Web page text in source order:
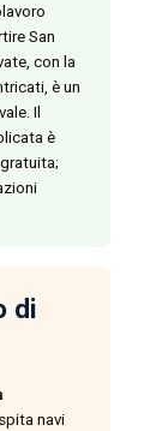
San
con la
è un
Il
è
di
navi